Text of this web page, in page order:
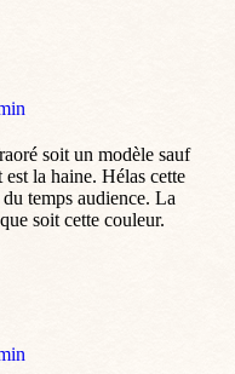
soit un modèle sauf
la haine. Hélas cette
temps audience. La
soit cette couleur.